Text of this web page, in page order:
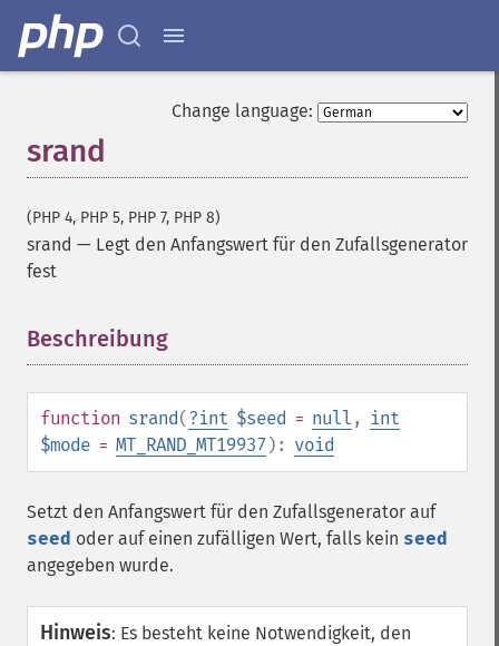
Change language:
srand
(PHP 4, PHP 5, PHP 7, PHP 8)
srand — Legt den Anfangswert für den Zufallsgenerator
fest
Beschreibung
function srand(?int $seed = null ,
int
$mode = MT_RAND_MT19937 ): void
Setzt den Anfangswert für den Zufallsgenerator auf
seed oder auf einen zufälligen Wert, falls kein seed
angegeben wurde.
Hinweis: Es besteht keine Notwendigkeit, den